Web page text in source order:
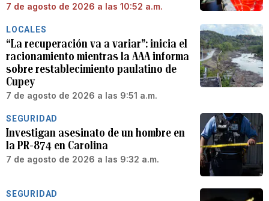
7 de agosto de 2026 a las 10:52 a.m.
LOCALES
“La recuperación va a variar”: inicia el
racionamiento mientras la AAA informa
sobre restablecimiento paulatino de
Cupey
7 de agosto de 2026 a las 9:51 a.m.
SEGURIDAD
Investigan asesinato de un hombre en
la PR-874 en Carolina
7 de agosto de 2026 a las 9:32 a.m.
SEGURIDAD